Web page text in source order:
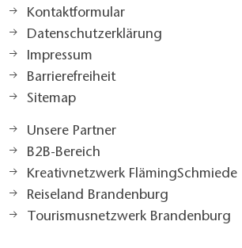
Kontaktformular
Datenschutzerklärung
Impressum
Barrierefreiheit
Sitemap
Unsere Partner
B2B-Bereich
Kreativnetzwerk FlämingSchmiede
Reiseland Brandenburg
Tourismusnetzwerk Brandenburg